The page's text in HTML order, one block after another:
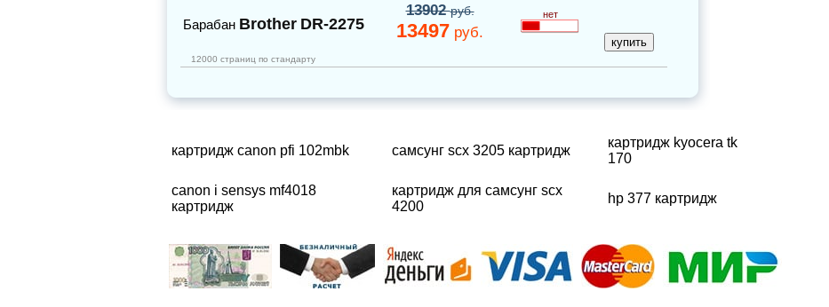
Барабан Brother DR-2275
13902руб.
13497 руб.
нет
12000 страниц по стандарту
картридж canon pfi 102mbk самсунг scx 3205 картридж
картридж kyocera tk
170
canon i sensys mf4018
картридж
картридж для самсунг scx
4200
hp 377 картридж